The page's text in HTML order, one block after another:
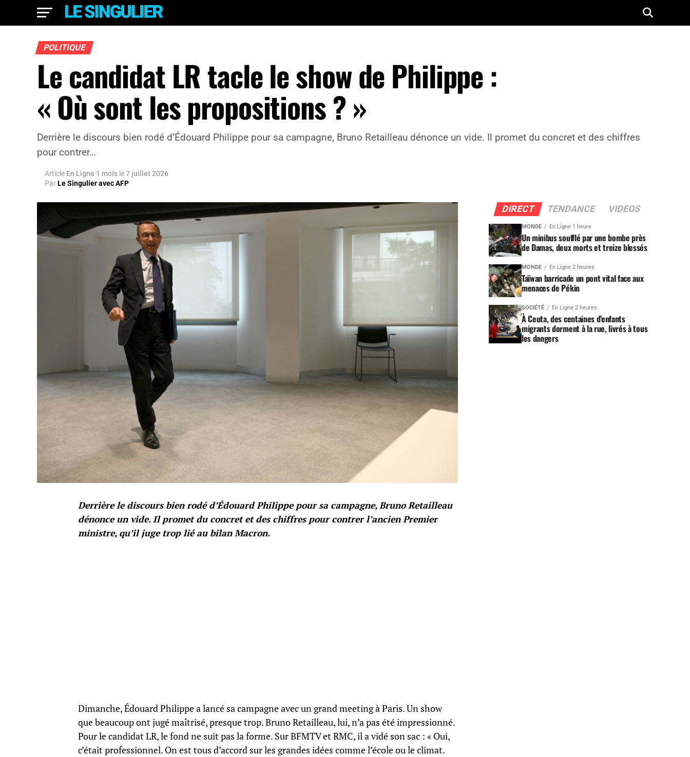
POLITIQUE
Le candidat LR tacle le show de Philippe :
« Où sont les propositions ? »
Derrière le discours bien rodé d’Édouard Philippe pour sa campagne, Bruno Retailleau dénonce un vide. Il promet du concret et des chiffres
pour contrer…
Article En Ligne 1 mois le7 juillet 2026
ParLe Singulier avec AFP
Derrière le discours bien rodé d’Édouard Philippe pour sa campagne, Bruno Retailleau
dénonce un vide. Il promet du concret et des chiffres pour contrer l’ancien Premier
ministre, qu’il juge trop lié au bilan Macron.
Dimanche, Édouard Philippe a lancé sa campagne avec un grand meeting à Paris. Un show
que beaucoup ont jugé maîtrisé, presque trop. Bruno Retailleau, lui, n’a pas été impressionné.
Pour le candidat LR, le fond ne suit pas la forme. Sur BFMTV et RMC, il a vidé son sac : « Oui,
c’était professionnel. On est tous d’accord sur les grandes idées comme l’école ou le climat.
DIRECT TENDANCE VIDEOS
MONDE En Ligne 1 heure
Un minibus soufflé par une bombe près
de Damas, deux morts et treize blessés
MONDE En Ligne 2 heures
Taïwan barricade un pont vital face aux
menaces de Pékin
SOCIÉTÉ En Ligne 2 heures
À Ceuta, des centaines d’enfants
migrants dorment à la rue, livrés à tous
les dangers